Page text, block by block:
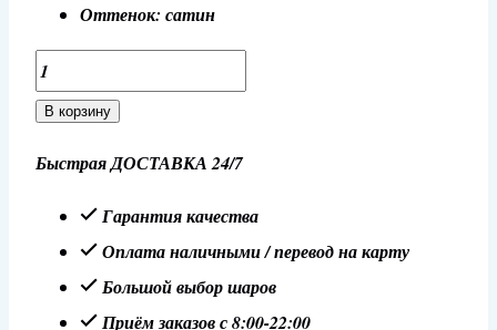
Оттенок: сатин
Количество
товара
40"/102
Цифра
Розовый
В корзину
Быстрая ДОСТАВКА 24/7
Гарантия качества
Оплата наличными / перевод на карту
Большой выбор шаров
Приём заказов с 8:00-22:00